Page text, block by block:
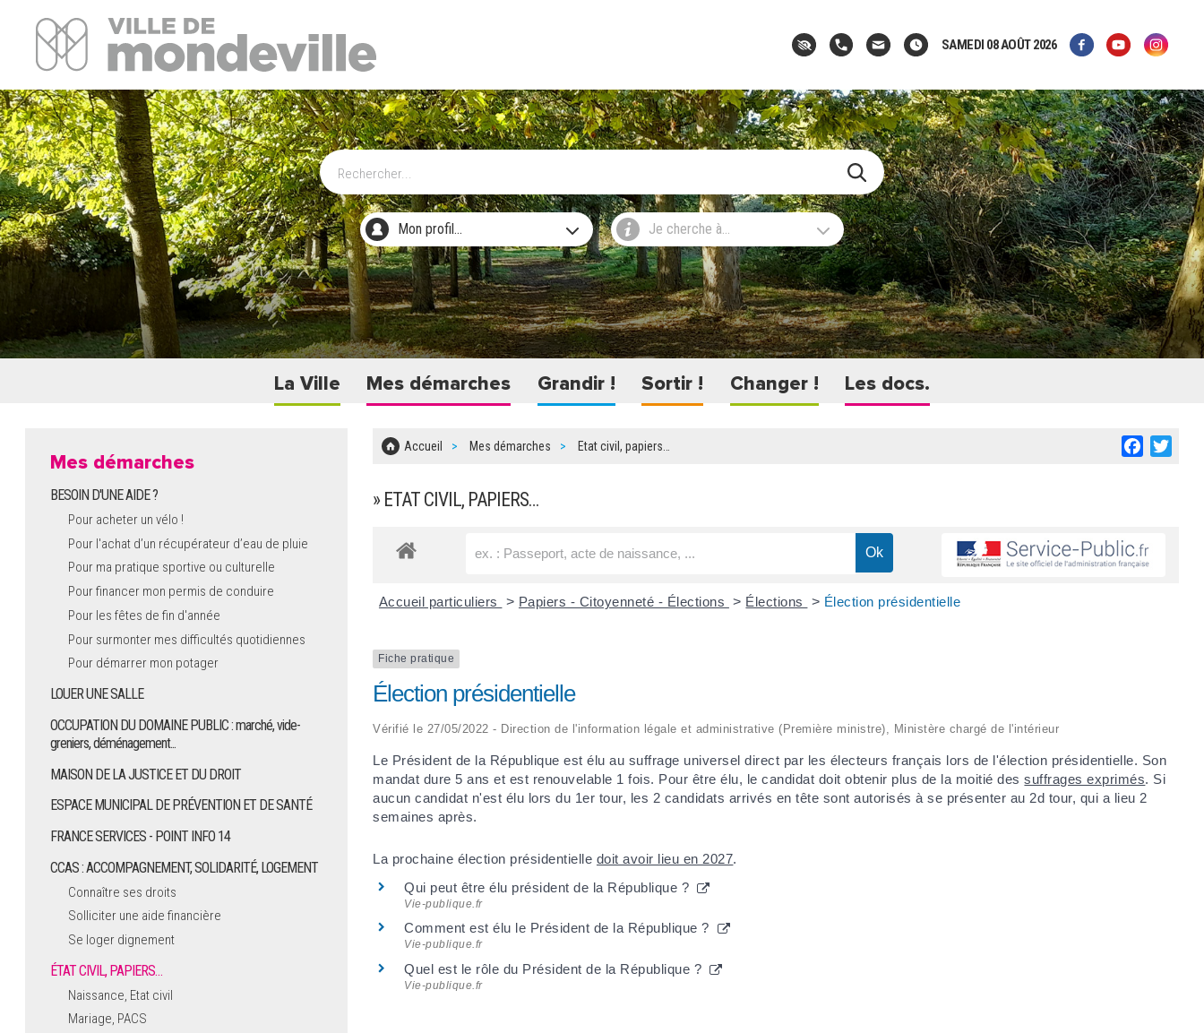
Site Officiel de la ville de Mondeville
SAMEDI 08 AOÛT 2026
Mon profil... Je cherche à...
La Ville Mes démarches Grandir ! Sortir ! Changer ! Les docs.
Facebook
Accueil Mes démarches Etat civil, papiers…
» ETAT CIVIL, PAPIERS…
Accueil particuliers > Papiers - Citoyenneté - Élections > Élections > Élection présidentielle
Fiche pratique
Élection présidentielle
Vérifié le 27/05/2022 - Direction de l'information légale et administrative (Première ministre), Ministère chargé de l'intérieur
Le Président de la République est élu au suffrage universel direct par les électeurs français lors de l'élection présidentielle. Son
mandat dure 5 ans et est renouvelable 1 fois. Pour être élu, le candidat doit obtenir plus de la moitié dessuffrages exprimés. Si
aucun candidat n'est élu lors du 1er tour, les 2 candidats arrivés en tête sont autorisés à se présenter au 2d tour, qui a lieu 2
semaines après.
La prochaine élection présidentielle doit avoir lieu en 2027.
Qui peut être élu président de la République ?
Vie-publique.fr
Comment est élu le Président de la République ?
Vie-publique.fr
Quel est le rôle du Président de la République ?
Vie-publique.fr
Mes démarches
BESOIN D'UNE AIDE ?
Pour acheter un vélo !
Pour l'achat d’un récupérateur d’eau de pluie
Pour ma pratique sportive ou culturelle
Pour financer mon permis de conduire
Pour les fêtes de fin d'année
Pour surmonter mes difficultés quotidiennes
Pour démarrer mon potager
LOUER UNE SALLE
OCCUPATION DU DOMAINE PUBLIC : marché, vide-
greniers, déménagement...
MAISON DE LA JUSTICE ET DU DROIT
ESPACE MUNICIPAL DE PRÉVENTION ET DE SANTÉ
FRANCE SERVICES - POINT INFO 14
CCAS : ACCOMPAGNEMENT, SOLIDARITÉ, LOGEMENT
Connaître ses droits
Solliciter une aide financière
Se loger dignement
ÉTAT CIVIL, PAPIERS…
Naissance, Etat civil
Mariage, PACS